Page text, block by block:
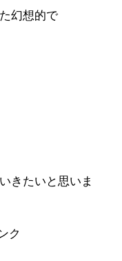
幻想的で
きたいと思いま
ク